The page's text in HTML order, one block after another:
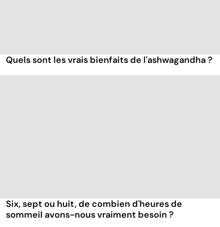
Quels sont les vrais bienfaits de l'ashwagandha ?
Six, sept ou huit, de combien d'heures de
sommeil avons-nous vraiment besoin ?